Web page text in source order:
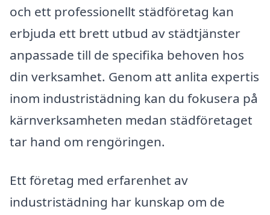
och ett professionellt städföretag kan
erbjuda ett brett utbud av städtjänster
anpassade till de specifika behoven hos
din verksamhet. Genom att anlita expertis
inom industristädning kan du fokusera på
kärnverksamheten medan städföretaget
tar hand om rengöringen.
Ett företag med erfarenhet av
industristädning har kunskap om de